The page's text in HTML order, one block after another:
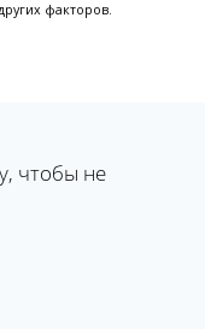
факторов.
чтобы не